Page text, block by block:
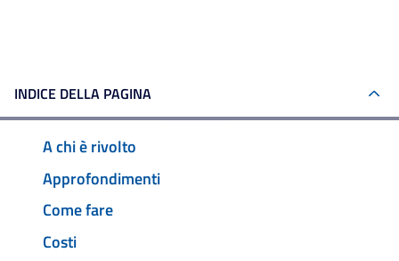
INDICE DELLA PAGINA
A chi è rivolto
Approfondimenti
Come fare
Costi